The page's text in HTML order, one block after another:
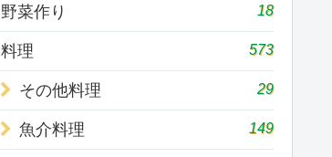
野菜作り 18
料理 573
その他料理 29
魚介料理 149